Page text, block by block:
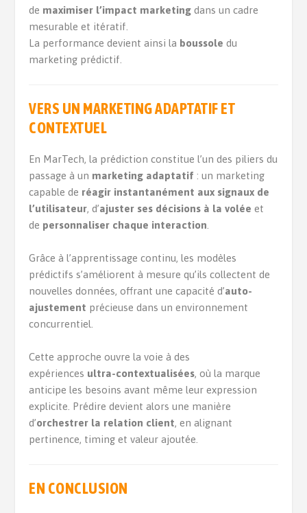
de maximiser l’impact marketing dans un cadre
mesurable et itératif.
La performance devient ainsi la boussole du
marketing prédictif.
VERS UN MARKETING ADAPTATIF ET
CONTEXTUEL
En MarTech, la prédiction constitue l’un des piliers du
passage à un marketing adaptatif : un marketing
capable de réagir instantanément aux signaux de
l’utilisateur, d’ajuster ses décisions à la volée et
de personnaliser chaque interaction
Grâce à l’apprentissage continu, les modèles
prédictifs s’améliorent à mesure qu’ils collectent de
nouvelles données, offrant une capacité d’auto-
ajustement précieuse dans un environnement
concurrentiel.
Cette approche ouvre la voie à des
expériences ultra-contextualisées, où la marque
anticipe les besoins avant même leur expression
explicite. Prédire devient alors une manière
d’orchestrer la relation client, en alignant
pertinence, timing et valeur ajoutée.
EN CONCLUSION